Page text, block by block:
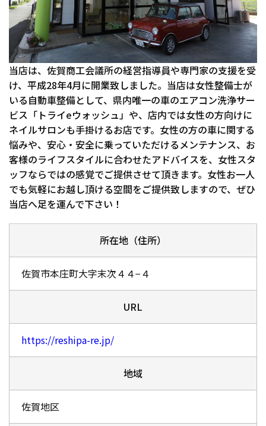
当店は、佐賀商工会議所の経営指導員や専門家の支援を受
け、平成28年4月に開業致しました。当店は女性整備士が
いる自動車整備として、県内唯一の車のエアコン洗浄サー
ビス「トライeウォッシュ」や、店内では女性の方向けに
ネイルサロンも手掛けるお店です。女性の方の車に関する
悩みや、安心・安全に乗っていただけるメンテナンス、お
客様のライフスタイルに合わせたアドバイスを、女性スタ
ッフならではの感覚でご提供させて頂きます。女性お一人
でも気軽にお越し頂ける空間をご提供致しますので、ぜひ
当店へ足を運んで下さい！
所在地（住所）
佐賀市本庄町大字末次４４−４
URL
https://reshipa-re.jp/
地域
佐賀地区